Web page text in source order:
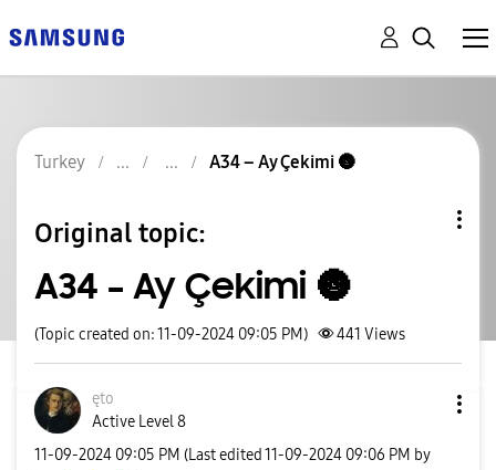
Turkey A34 – Ay Çekimi 🌚
Original topic:
A34 – Ay Çekimi 🌚
(Topic created on: 11-09-2024 09:05 PM) 441 Views
ęto
Active Level 8
‎11-09-2024 09:05 PM (Last edited ‎11-09-2024 09:06 PM by